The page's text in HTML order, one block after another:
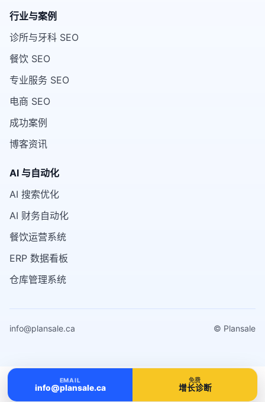
行业与案例
诊所与牙科 SEO
餐饮 SEO
专业服务 SEO
电商 SEO
成功案例
博客资讯
AI 与自动化
AI 搜索优化
AI 财务自动化
餐饮运营系统
ERP 数据看板
仓库管理系统
info@plansale.ca © Plansale
EMAIL
info@plansale.ca
免费
增长诊断